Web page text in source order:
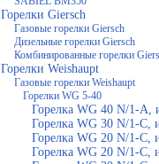
Горелки Giersch
Газовые горелки Giersch
Дизельные горелки Giersch
Комбинированные горелки
Горелки Weishaupt
Газовые горелки Weishaupt
Горелки WG 5-40
Горелка WG 40 N/1-A,
Горелка WG 30 N/1-C,
Горелка WG 20 N/1-C,
Горелка WG 20 N/1-C,